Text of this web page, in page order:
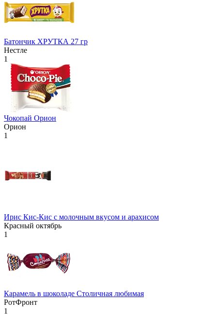
Батончик ХРУТКА 27 гр
Нестле
1
Чокопай Орион
Орион
1
Ирис Кис-Кис с молочным вкусом и арахисом
Красный октябрь
1
Карамель в шоколаде Столичная любимая
РотФронт
1